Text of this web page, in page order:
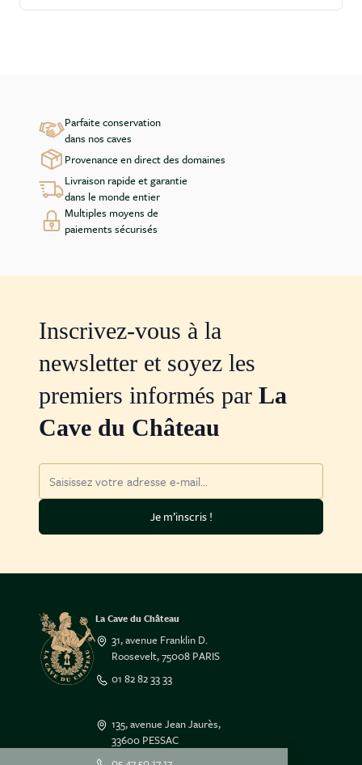
Salut c'est nous...
Parfaite conservation
dans nos caves
Provenance en direct des domaines
Livraison rapide et garantie
dans le monde entier
Multiples moyens de
paiements sécurisés
Inscrivez-vous à la
newsletter et soyez les
premiers informés par La
Cave du Château
Adresse mail
Je m’inscris !
La Cave du Château
31, avenue Franklin D.
Roosevelt, 75008 PARIS
01 82 82 33 33
135, avenue Jean Jaurès,
33600 PESSAC